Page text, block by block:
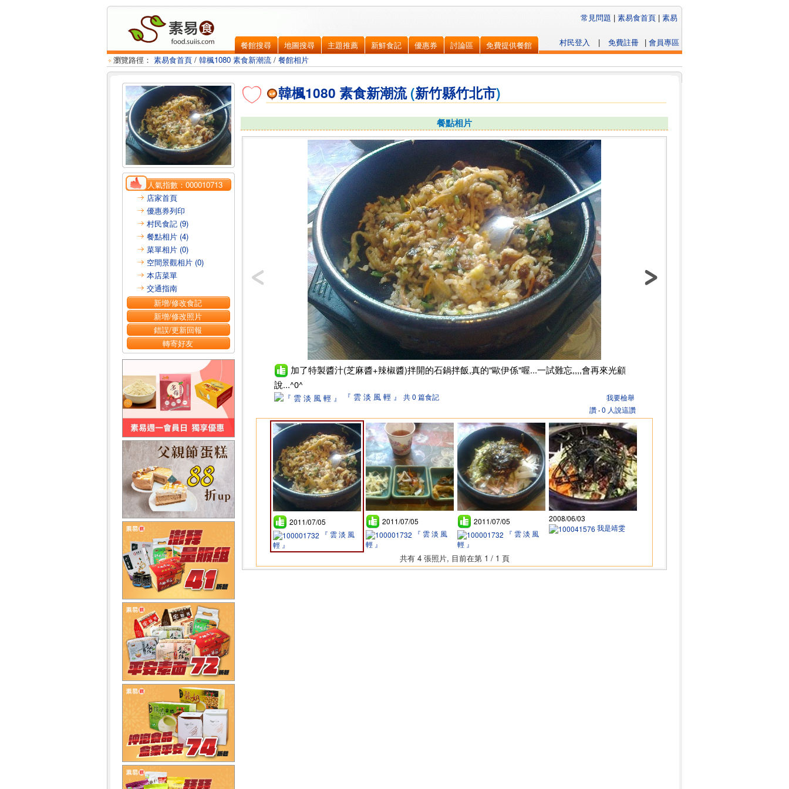
餐館搜尋 地圖搜尋 主題推薦 新鮮食記 優惠券 討論區 免費提供餐館 | 會員專區
免費註冊
|
村民登入
常見問題 | 素易食首頁 | 素易
瀏覽路徑： 素易食首頁 / 韓楓1080 素食新潮流 / 餐館相片
人氣指數：000010713
店家首頁
優惠券列印
村民食記 (9)
餐點相片 (4)
菜單相片 (0)
空間景觀相片 (0)
本店菜單
交通指南
新增/修改食記
新增/修改照片
錯誤/更新回報
轉寄好友
韓楓1080 素食新潮流 (新竹縣竹北市)
餐點相片
加了特製醬汁(芝麻醬+辣椒醬)拌開的石鍋拌飯,真的"歐伊係"喔...一試難忘,,,,會再來光顧
說...^0^
『 雲 淡 風 輕 』 共 0 篇食記
我要檢舉
讚 ‧0 人說這讚
2011/07/05
『 雲 淡 風
輕 』
2011/07/05
『 雲 淡 風
輕 』
2011/07/05
『 雲 淡 風
輕 』
2008/06/03
我是靖雯
共有 4 張照片, 目前在第 1 / 1 頁